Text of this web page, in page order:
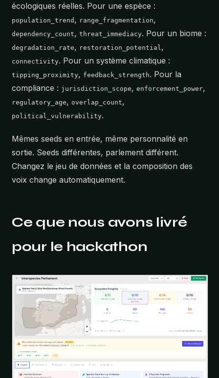
écologiques réelles. Pour une espèce :
population_trend , range_fragmentation,
dependency_count, threat_immediacy. Pour un biome :
degradation_rate, restoration_potential,
connectivity. Pour un système climatique :
tipping_proximity, feedback_strength. Pour la
compliance : jurisdiction_scope, enforcement_power,
regulatory_age, overlap_count,
political_vulnerability.
Mêmes seeds en entrée, même personnalité en
sortie. Seeds différentes, parlement différent.
Changez le jeu de données et la composition des
voix change automatiquement.
Ce que nous avons livré
pour le hackathon